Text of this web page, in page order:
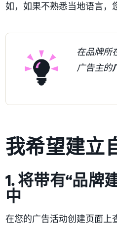
如，如果不熟悉当地语言，
在品牌所
广告主的
我希望建立
1. 将带有“品牌
中
在您的广告活动创建页面上